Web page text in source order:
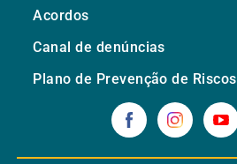
Acordos
Canal de denúncias
Plano de Prevenção de Riscos